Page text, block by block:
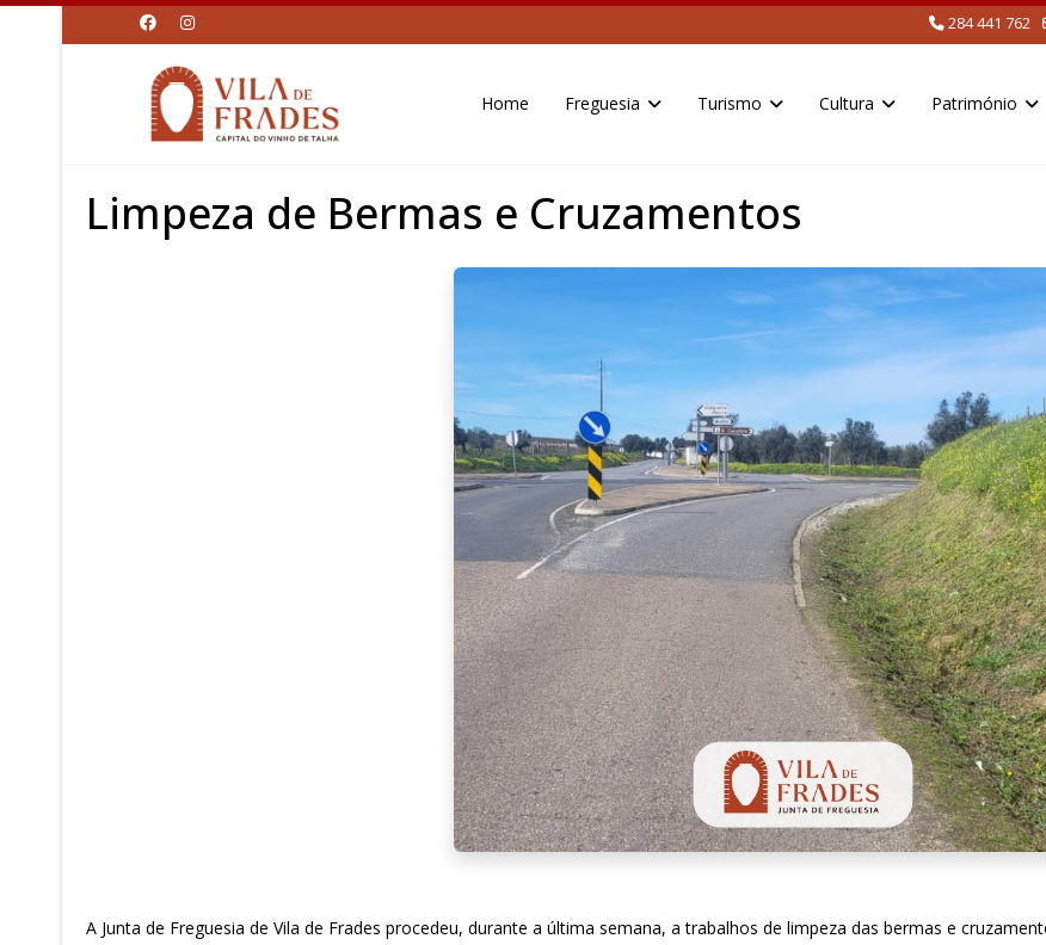
284 441 762
Home Freguesia Turismo Cultura Património
Limpeza de Bermas e Cruzamentos
A Junta de Freguesia de Vila de Frades procedeu, durante a última semana, a trabalhos de limpeza das bermas e